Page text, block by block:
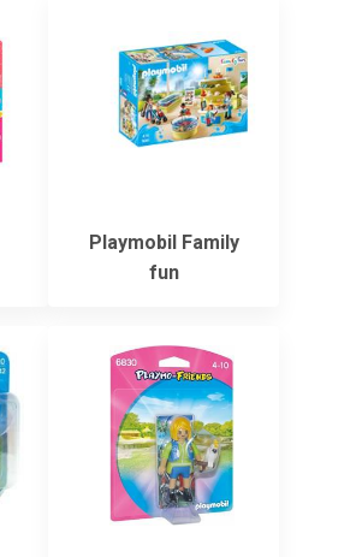
Playmobil Family
fun